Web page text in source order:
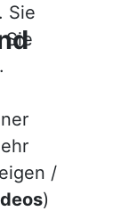
Sie
Sie
/
)